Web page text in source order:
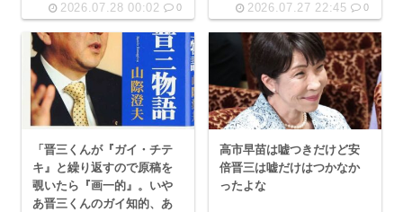
2026.07.28 00:02 0 2026.07.27 22:45 0
「晋三くんが『ガイ・チテ
キ』と繰り返すので原稿を
覗いたら『画一的』。いや
あ晋三くんのガイ知的、あ
高市早苗は嘘つきだけど安
倍晋三は嘘だけはつかなか
ったよな